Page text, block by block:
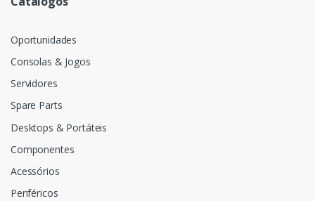
Oportunidades
Consolas & Jogos
Servidores
Spare Parts
Desktops & Portáteis
Componentes
Acessórios
Periféricos